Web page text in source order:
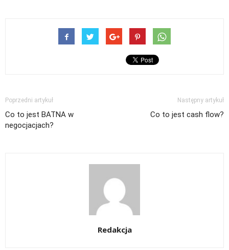
Poprzedni artykuł
Co to jest BATNA w
negocjacjach?
Następny artykuł
Co to jest cash flow?
Redakcja